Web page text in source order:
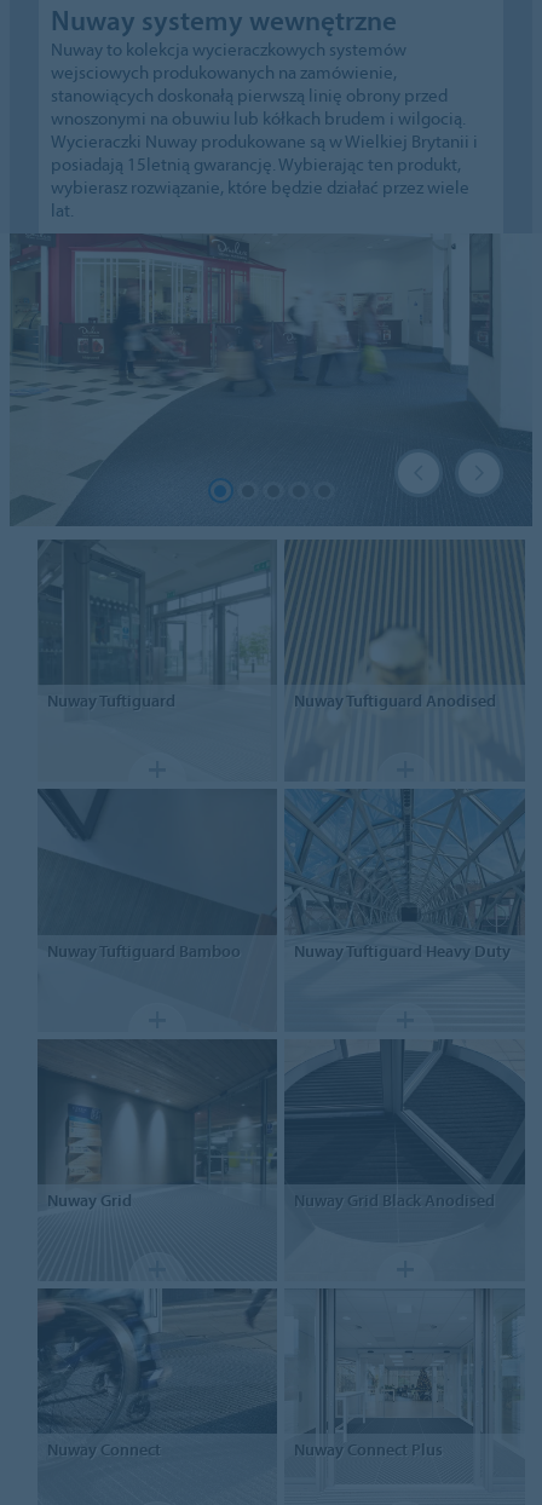
Nuway systemy wewnętrzne
Nuway to kolekcja wycieraczkowych systemów
wejsciowych produkowanych na zamówienie,
stanowiących doskonałą pierwszą linię obrony przed
wnoszonymi na obuwiu lub kółkach brudem i wilgocią.
Wycieraczki Nuway produkowane są w Wielkiej Brytanii i
posiadają 15letnią gwarancję. Wybierając ten produkt,
wybierasz rozwiązanie, które będzie działać przez wiele
lat.
NuwayTuftiguard NuwayTuftiguard Anodised
NuwayTuftiguard Bamboo NuwayTuftiguard Heavy Duty
NuwayGrid Nuway Grid Black Anodised
NuwayConnect Nuway Connect Plus